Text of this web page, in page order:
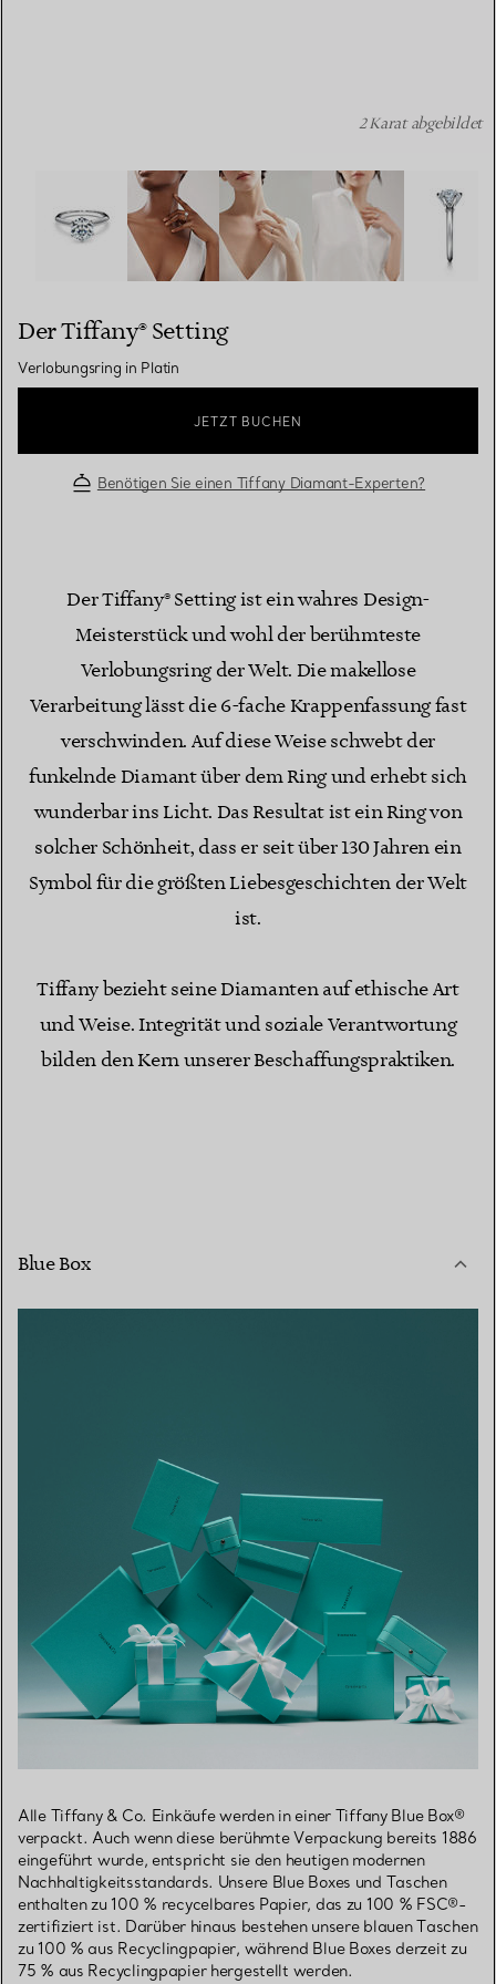
Der Tiffany® Setting: Verlobungsring in Platin
2 Karat abgebildet
Der Tiffany® Setting
Verlobungsring in Platin
JETZT BUCHEN
Benötigen Sie einen Tiffany Diamant-Experten?
Der Tiffany® Setting ist ein wahres Design-
Meisterstück und wohl der berühmteste
Verlobungsring der Welt. Die makellose
Verarbeitung lässt die 6-fache Krappenfassung fast
verschwinden. Auf diese Weise schwebt der
funkelnde Diamant über dem Ring und erhebt sich
wunderbar ins Licht. Das Resultat ist ein Ring von
solcher Schönheit, dass er seit über 130 Jahren ein
Symbol für die größten Liebesgeschichten der Welt
ist.
Tiffany bezieht seine Diamanten auf ethische Art
und Weise. Integrität und soziale Verantwortung
bilden den Kern unserer Beschaffungspraktiken.
Blue Box
Alle Tiffany & Co. Einkäufe werden in einer Tiffany Blue Box®
verpackt. Auch wenn diese berühmte Verpackung bereits 1886
eingeführt wurde, entspricht sie den heutigen modernen
Nachhaltigkeitsstandards. Unsere Blue Boxes und Taschen
enthalten zu 100 % recycelbares Papier, das zu 100 % FSC®-
zertifiziert ist. Darüber hinaus bestehen unsere blauen Taschen
zu 100 % aus Recyclingpapier, während Blue Boxes derzeit zu
75 % aus Recyclingpapier hergestellt werden.